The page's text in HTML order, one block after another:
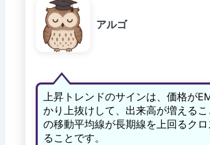
アルゴ
上昇トレンドのサインは、価格が
かり上抜けして、出来高が増える
の移動平均線が長期線を上回るク
ることです。